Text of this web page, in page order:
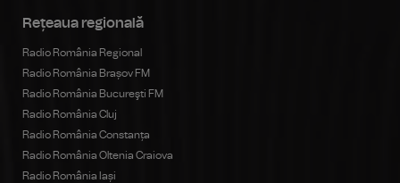
Rețeaua regională
Radio România Regional
Radio România Brașov FM
Radio România Bucureşti FM
Radio România Cluj
Radio România Constanța
Radio România Oltenia Craiova
Radio România Iași